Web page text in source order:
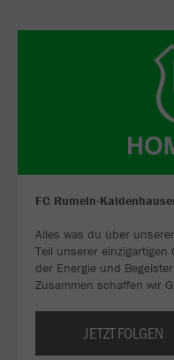
FC Rumeln-
Alles was du über
Teil unserer
der Energie und
Zusammen schaffen wir
JETZT FOLGEN